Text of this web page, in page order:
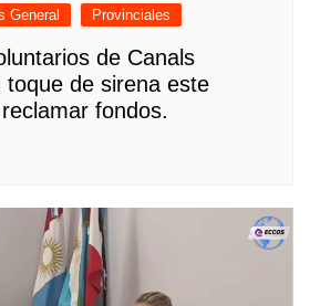
General Provinciales
de Canals
toque de sirena este
fondos.